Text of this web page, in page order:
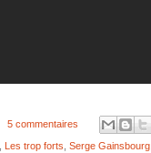
5 commentaires
Les trop forts Serge Gainsbourg